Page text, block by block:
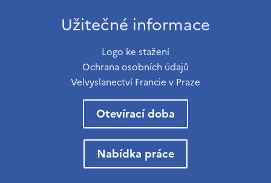
Užitečné informace
Logo ke stažení
Ochrana osobních údajů
Velvyslanectví Francie v Praze
Otevírací doba
Nabídka práce